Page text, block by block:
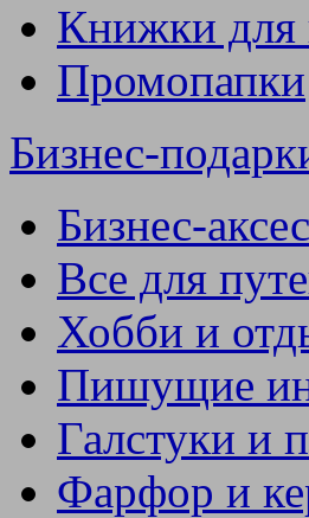
Книжки для
Промопапки
Бизнес-
Бизнес-
Все для
Хобби и
Пишущие
Галстуки и
Фарфор и